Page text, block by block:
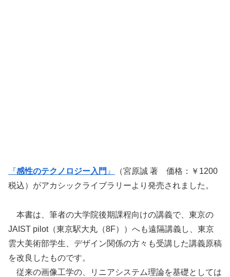
『感性のテクノロジー入門 』
（宮原誠 著 価格：￥1200
税込）がアカシックライブラリーより発売されました。
本書は、筆者の大学院後期課程向けの講義で、東京の
JAIST pilot（東京駅大丸（8F））へも遠隔講義し、東京
雲大美術部学生、デザイン関係の方々も受講した講義原稿
を改良したものです。
従来の画像工学の、リニアシステム理論を基礎としては